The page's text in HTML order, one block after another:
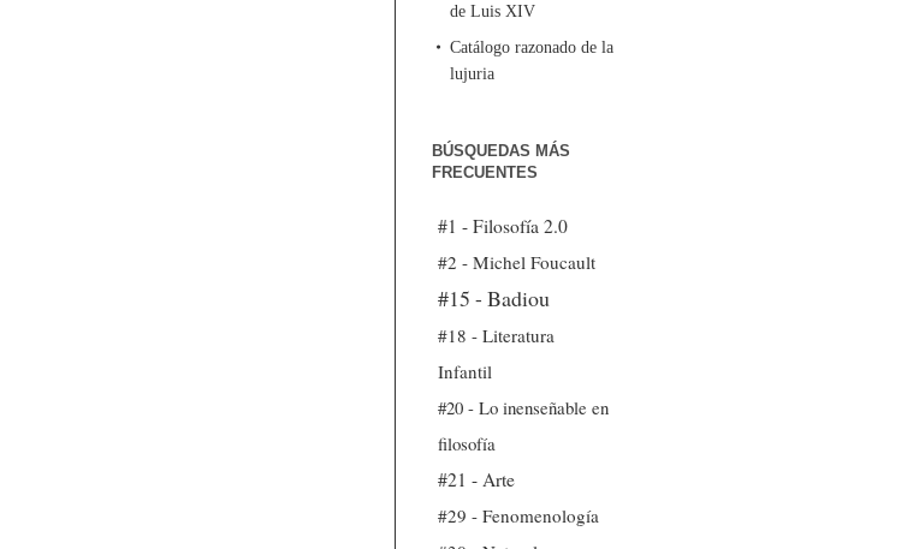
de Luis XIV
Catálogo razonado de la
lujuria
BÚSQUEDAS MÁS
FRECUENTES
#1 - Filosofía 2.0
#2 - Michel Foucault
#15 - Badiou
#18 - Literatura
Infantil
#20 - Lo inenseñable en
filosofía
#21 - Arte
#29 - Fenomenología